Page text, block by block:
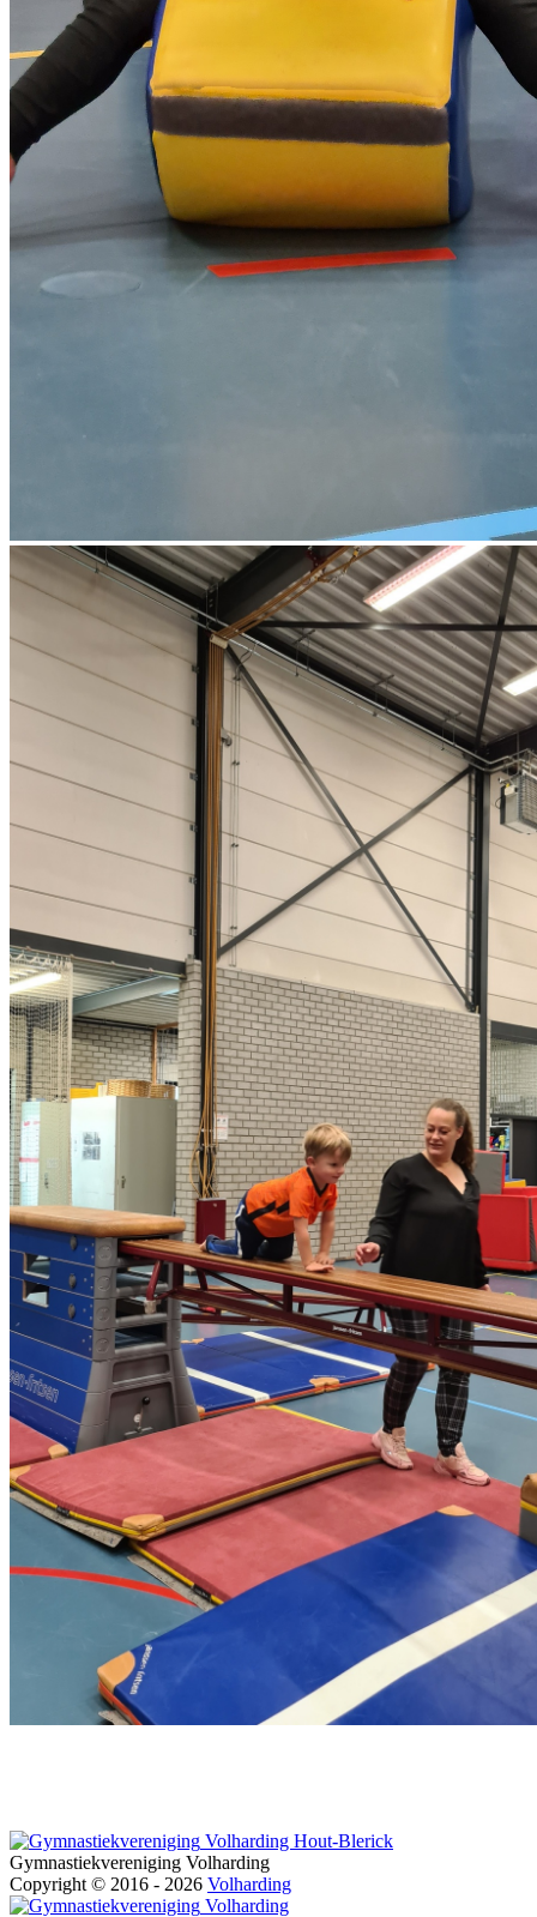
Volharding Hout-Blerick
Gymnastiekvereniging Volharding
Copyright © 2016 - 2026 Volharding
Volharding